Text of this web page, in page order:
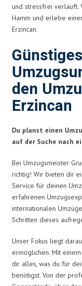
und stressfrei verläuft.
Hamm und erlebe
Erzincan.
Günstiges
den
Erzincan
Du planst einen
auf der Suche nach
Bei Umzugsmeister
richtig! Wir bieten dir
Service für deinen
erfahrenen
internationalen
Schritten dieses
Unser Fokus liegt
ermöglichen. Mit
dir alles, was du für
benötigst. Von der